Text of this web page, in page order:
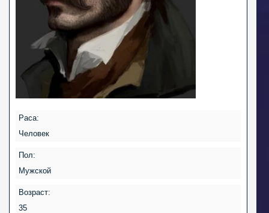
Раса:
Человек
Пол:
Мужской
Возраст:
35